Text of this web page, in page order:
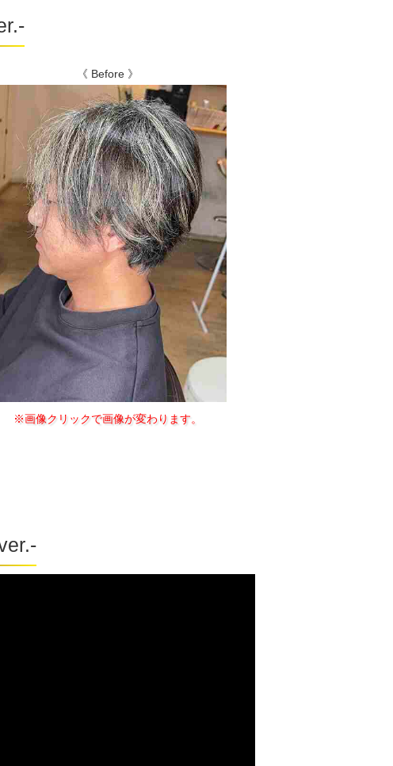
《 Before 》
※画像クリックで画像が変わります。